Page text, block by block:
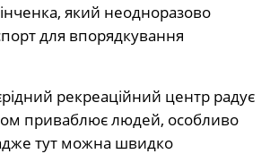
який неодноразово
для впорядкування
рекреаційний центр радує
приваблює людей, особливо
тут можна швидко